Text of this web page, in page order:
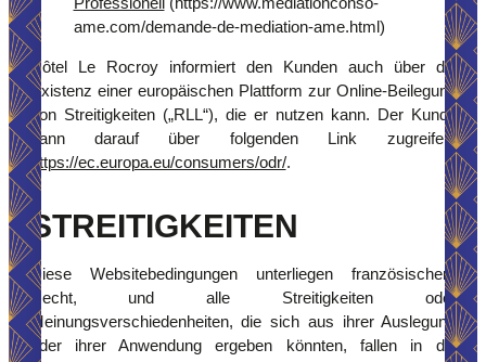
ame.com/demande-de-mediation-ame.html)
Hôtel Le Rocroy informiert den Kunden auch über die
Existenz einer europäischen Plattform zur Online-Beilegung
von Streitigkeiten („RLL“), die er nutzen kann. Der Kunde
kann darauf über folgenden Link zugreifen:
https://ec.europa.eu/consumers/odr/.
STREITIGKEITEN
Diese Websitebedingungen unterliegen französischem
Recht, und alle Streitigkeiten oder
Meinungsverschiedenheiten, die sich aus ihrer Auslegung
oder ihrer Anwendung ergeben könnten, fallen in die